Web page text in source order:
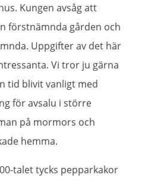
Kungen avsåg att
förstnämnda gården och
Uppgifter av det här
Vi tror ju gärna
tid blivit vanligt med
för avsalu i större
på mormors och
hemma.
talet tycks pepparkakor